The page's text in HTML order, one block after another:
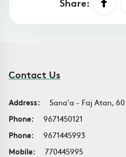
Contact Us
Address:
Sana'a - Faj Atan,
Phone:
9671450121
Phone:
9671445993
Mobile:
770445995